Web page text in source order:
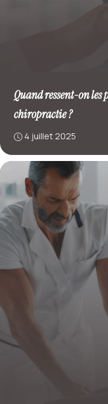
Quand ressent-on les
chiropractie ?
4 juillet 2025